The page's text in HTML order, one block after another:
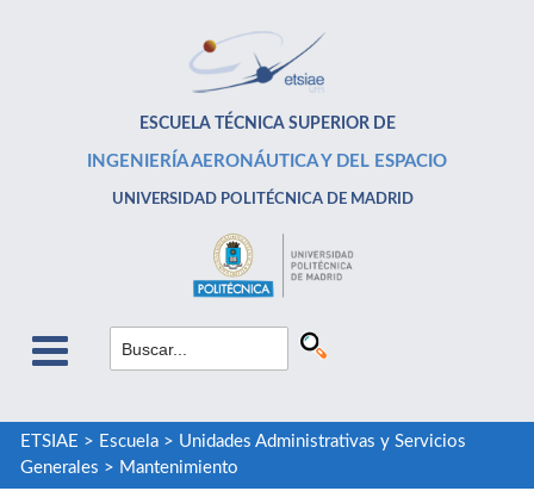
ESCUELA TÉCNICA SUPERIOR DE
INGENIERÍA AERONÁUTICA Y DEL ESPACIO
UNIVERSIDAD POLITÉCNICA DE MADRID
ETSIAE > Escuela> Unidades Administrativas y Servicios
Generales > Mantenimiento